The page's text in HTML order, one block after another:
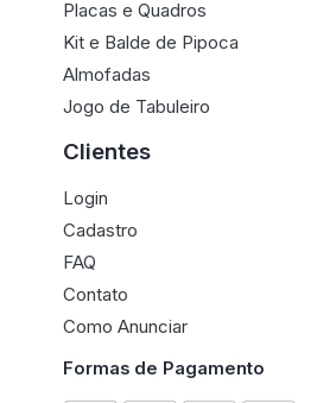
Blocos de Montar
Chaveiro
Caneca e Copo
Placas e Quadros
Kit e Balde de Pipoca
Jogo de Tabuleiro
Clientes
Login
Cadastro
FAQ